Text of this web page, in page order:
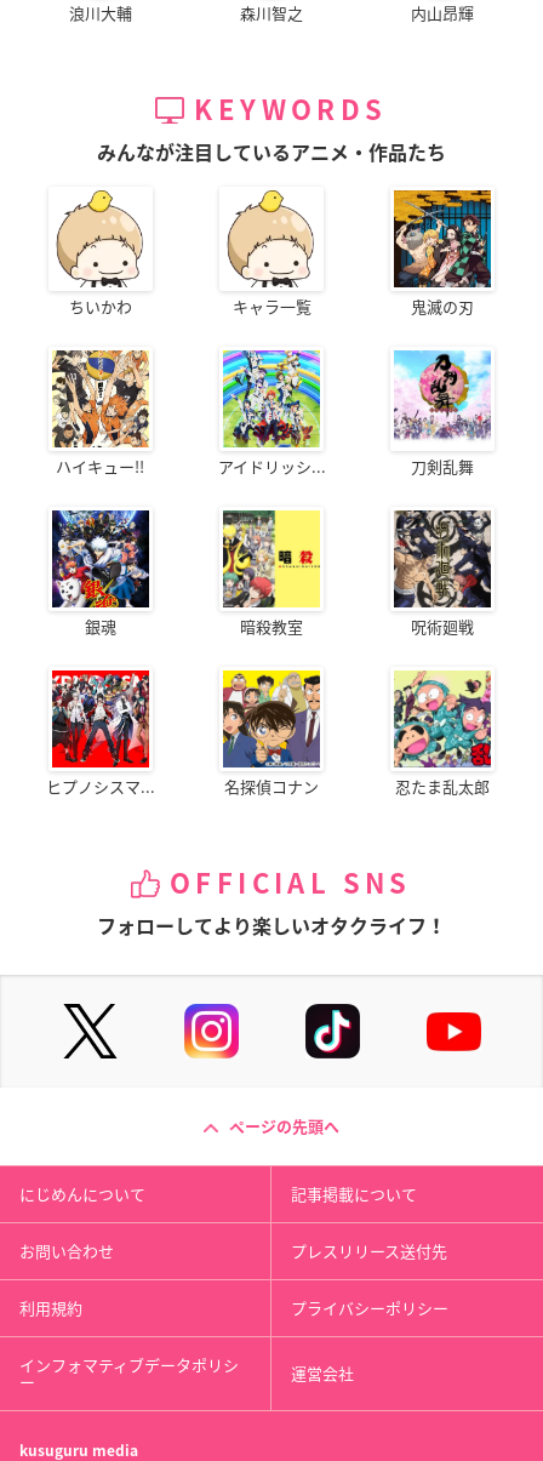
浪川大輔 森川智之 内山昂輝
KEYWORDS
みんなが注目しているアニメ・作品たち
ちいかわ キャラ一覧 鬼滅の刃
ハイキュー!! アイドリッシ... 刀剣乱舞
銀魂 暗殺教室 呪術廻戦
ヒプノシスマ... 名探偵コナン 忍たま乱太郎
OFFICIAL SNS
フォローしてより楽しいオタクライフ！
ページの先頭へ
にじめんについて 記事掲載について
お問い合わせ プレスリリース送付先
利用規約 プライバシーポリシー
インフォマティブデータポリシ
ー 運営会社
kusuguru media